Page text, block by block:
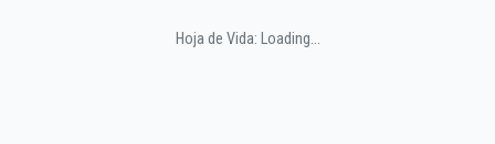
Hoja de Vida: Loading...